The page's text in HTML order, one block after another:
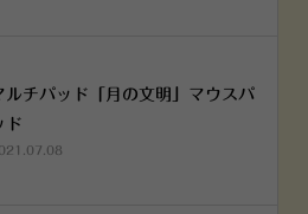
ルチパッド「月の文明」マウスパ
ド